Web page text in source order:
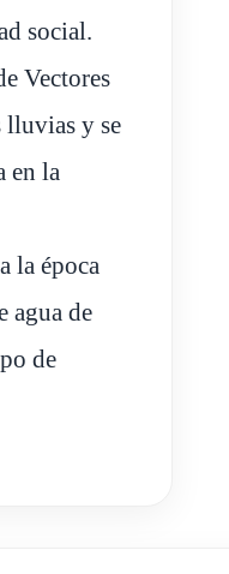
social.
Vectores
lluvias y se
en la
la época
agua de
de